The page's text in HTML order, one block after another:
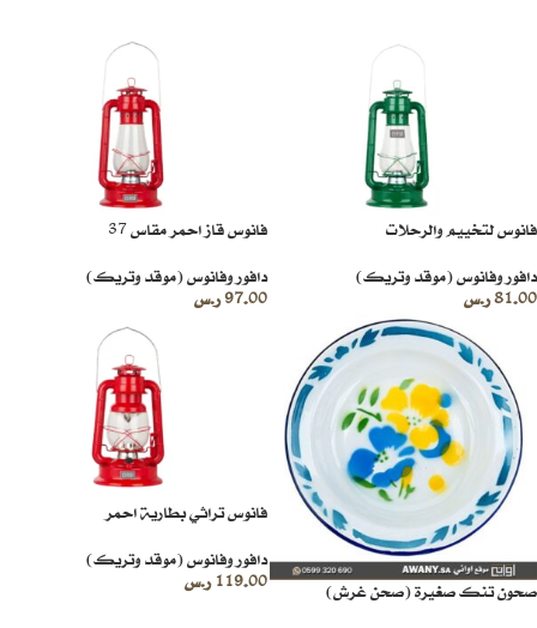
فانوس لتخييم والرحلات
دافور وفانوس (موقد وتريك)
81.00ر.س
فانوس قاز احمر مقاس 37
دافور وفانوس (موقد وتريك)
97.00ر.س
صحون تنك صغيرة (صحن غرش)
فانوس تراثي بطارية احمر
دافور وفانوس (موقد وتريك)
119.00 ر.س